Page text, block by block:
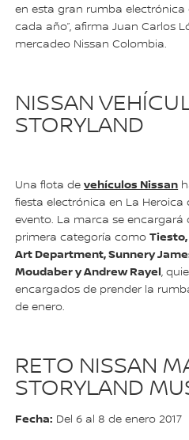
en esta gran rumba
cada año”, afirma Juan Carlos
mercadeo Nissan Colombia.
NISSAN
STORYLAND
Una flota devehículos Nissan
fiesta electrónica en La Heroica
evento. La marca se encargará
primera categoría como
Art Department, Sunnery
Moudaber y Andrew Rayel,
encargados de prender la
de enero.
RETO NISSAN
STORYLAND
Fecha: Del 6 al 8 de enero 2017